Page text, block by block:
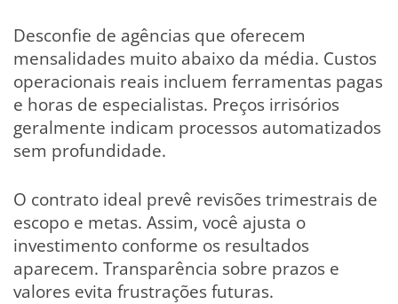
Desconfie de agências que oferecem
mensalidades muito abaixo da média. Custos
operacionais reais incluem ferramentas pagas
e horas de especialistas. Preços irrisórios
geralmente indicam processos automatizados
sem profundidade.
O contrato ideal prevê revisões trimestrais de
escopo e metas. Assim, você ajusta o
investimento conforme os resultados
aparecem. Transparência sobre prazos e
valores evita frustrações futuras.